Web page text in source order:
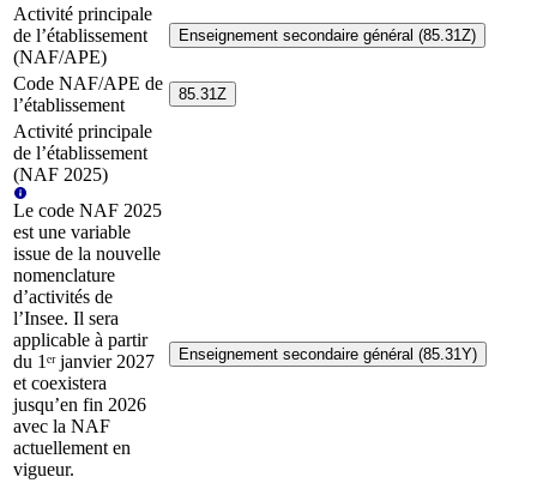
Activité principale
de l’établissement
(NAF/APE)
Enseignement secondaire général (85.31Z)
Code NAF/APE de
l’établissement
85.31Z
Activité principale
de l’établissement
(NAF 2025)
Le code NAF 2025
est une variable
issue de la nouvelle
nomenclature
d’activités de
l’Insee. Il sera
applicable à partir
du 1ᵉʳ janvier 2027
et coexistera
jusqu’en fin 2026
avec la NAF
actuellement en
vigueur.
Enseignement secondaire général (85.31Y)